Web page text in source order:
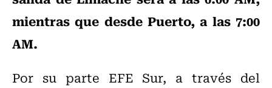
mientras que desde Puerto, a las 7:00
AM.
Por su parte EFE Sur, a través del